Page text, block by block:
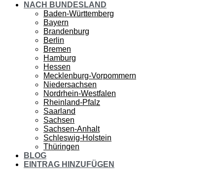
NACH BUNDESLAND
Baden-Württemberg
Bayern
Brandenburg
Berlin
Bremen
Hamburg
Hessen
Mecklenburg-Vorpommern
Niedersachsen
Nordrhein-Westfalen
Rheinland-Pfalz
Saarland
Sachsen
Sachsen-Anhalt
Schleswig-Holstein
Thüringen
BLOG
EINTRAG HINZUFÜGEN